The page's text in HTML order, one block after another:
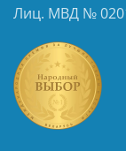
Лиц. МВД №